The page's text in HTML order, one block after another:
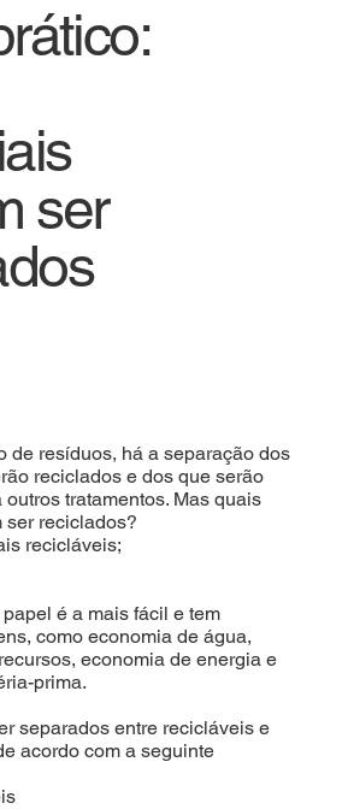
ser
de resíduos, há a separação dos
reciclados e dos que serão
tratamentos. Mas quais
ser reciclados?
recicláveis;
é a mais fácil e tem
como economia de água,
economia de energia e
prima.
separados entre recicláveis e
acordo com a seguinte